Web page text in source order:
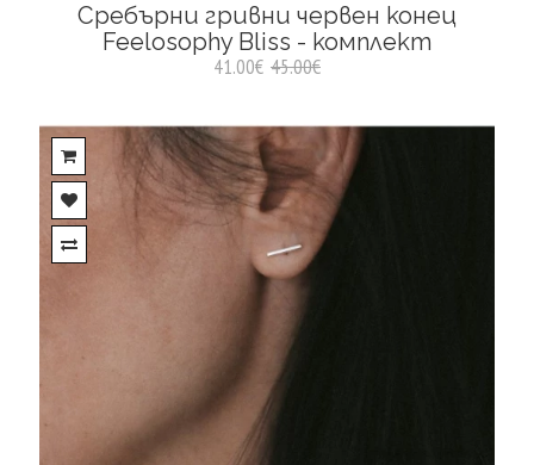
Сребърни гривни червен конец
Feelosophy Bliss - комплект
41.00€ 45.00€